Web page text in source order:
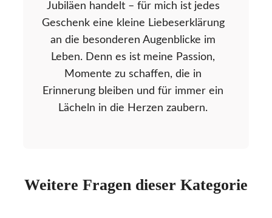
Jubiläen handelt – für mich ist jedes
Geschenk eine kleine Liebeserklärung
an die besonderen Augenblicke im
Leben. Denn es ist meine Passion,
Momente zu schaffen, die in
Erinnerung bleiben und für immer ein
Lächeln in die Herzen zaubern.
Weitere Fragen dieser Kategorie